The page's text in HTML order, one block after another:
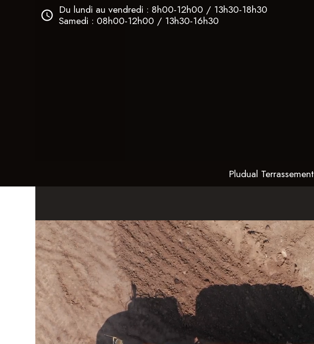
Du lundi au vendredi : 8h00-12h00 / 13h30-18h30
Samedi : 08h00-12h00 / 13h30-16h30
Pludual Terrassement